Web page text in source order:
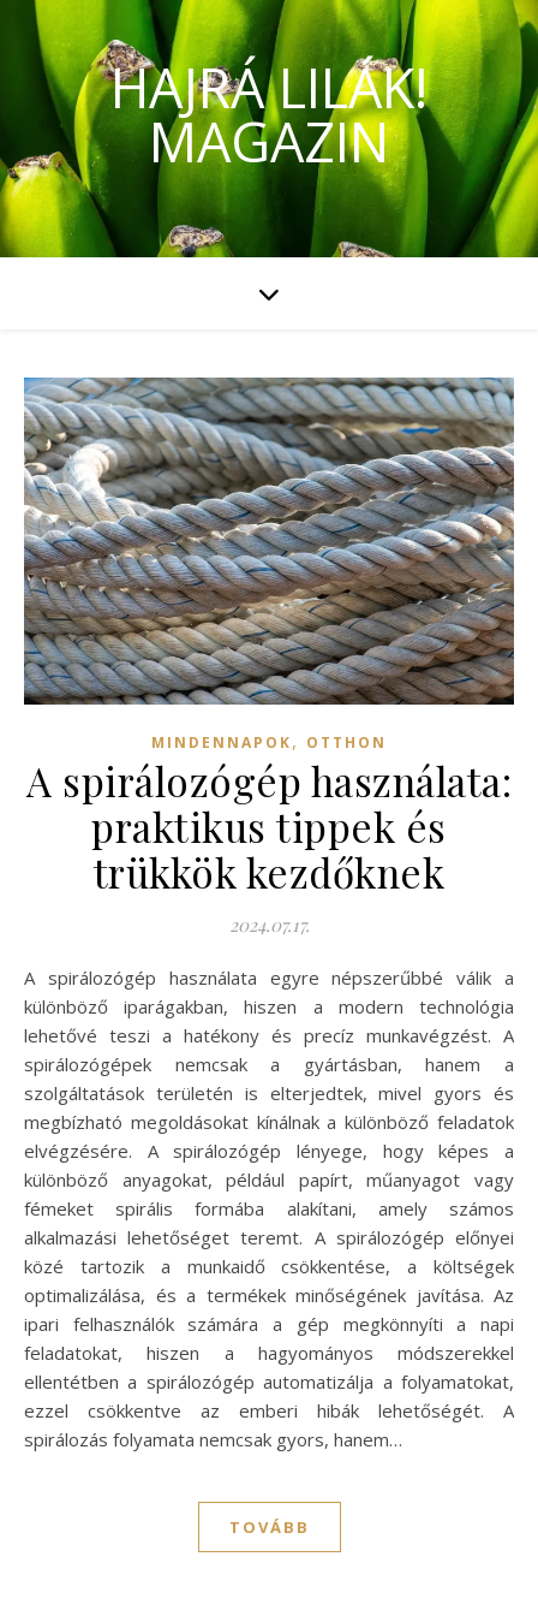
HAJRÁ LILÁK!
MAGAZIN
MINDENNAPOK, OTTHON
A spirálozógép használata:
praktikus tippek és
trükkök kezdőknek
2024.07.17.
A spirálozógép használata egyre népszerűbbé válik a
különböző iparágakban, hiszen a modern technológia
lehetővé teszi a hatékony és precíz munkavégzést. A
spirálozógépek nemcsak a gyártásban, hanem a
szolgáltatások területén is elterjedtek, mivel gyors és
megbízható megoldásokat kínálnak a különböző feladatok
elvégzésére. A spirálozógép lényege, hogy képes a
különböző anyagokat, például papírt, műanyagot vagy
fémeket spirális formába alakítani, amely számos
alkalmazási lehetőséget teremt. A spirálozógép előnyei
közé tartozik a munkaidő csökkentése, a költségek
optimalizálása, és a termékek minőségének javítása. Az
ipari felhasználók számára a gép megkönnyíti a napi
feladatokat, hiszen a hagyományos módszerekkel
ellentétben a spirálozógép automatizálja a folyamatokat,
ezzel csökkentve az emberi hibák lehetőségét. A
spirálozás folyamata nemcsak gyors, hanem…
TOVÁBB